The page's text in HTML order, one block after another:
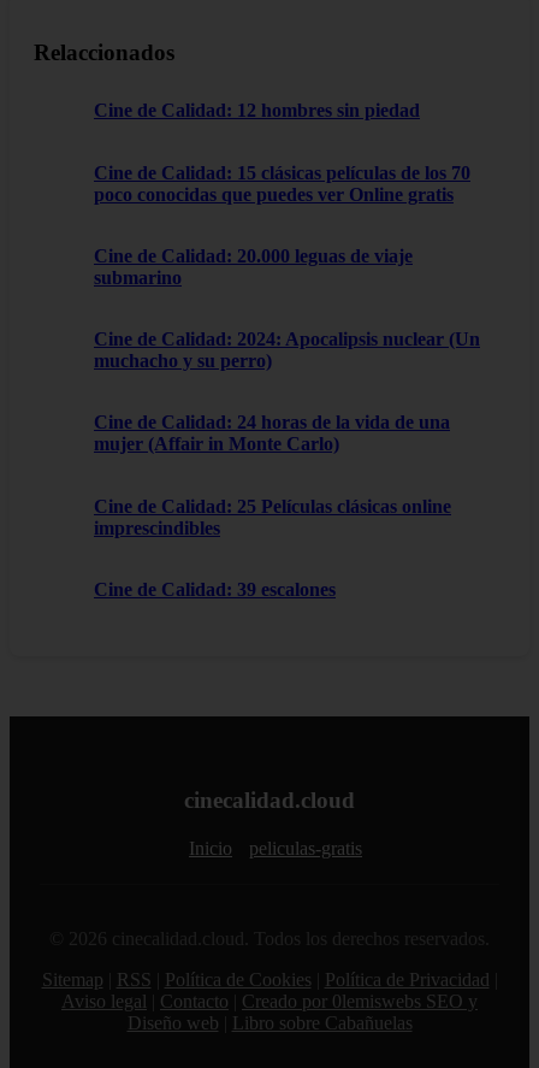
Relaccionados
Cine de Calidad: 12 hombres sin piedad
Cine de Calidad: 15 clásicas películas de los 70
poco conocidas que puedes ver Online gratis
Cine de Calidad: 20.000 leguas de viaje
submarino
Cine de Calidad: 2024: Apocalipsis nuclear (Un
muchacho y su perro)
Cine de Calidad: 24 horas de la vida de una
mujer (Affair in Monte Carlo)
Cine de Calidad: 25 Películas clásicas online
imprescindibles
Cine de Calidad: 39 escalones
cinecalidad.cloud
Inicio peliculas-gratis
© 2026 cinecalidad.cloud. Todos los derechos reservados.
Sitemap
RSS Política de Cookies Política de Privacidad
Aviso legal
Contacto
Creado por 0lemiswebs SEO y
Diseño web
Libro sobre Cabañuelas